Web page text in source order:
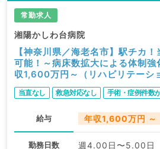
常勤求人
湘陽かしわ台病院
【神奈川県／海老名市】駅チカ
可能！～病床数拡大による体制
収1,600万円～（リハビリテーシ
当直なし 救急対応なし 手術・症例件数
給与 年収1,600万円 ～
勤務日数 週4.00日〜5.00日